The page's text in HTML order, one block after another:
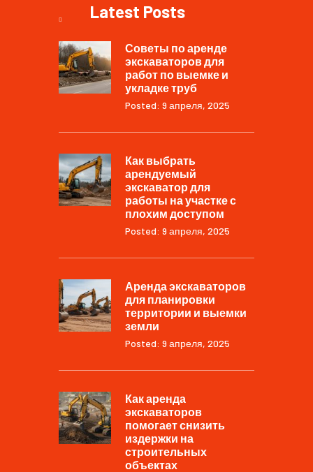
Latest Posts
Советы по аренде
экскаваторов для
работ по выемке и
укладке труб
Posted: 9 апреля, 2025
Как выбрать
арендуемый
экскаватор для
работы на участке с
плохим доступом
Posted: 9 апреля, 2025
Аренда экскаваторов
для планировки
территории и выемки
земли
Posted: 9 апреля, 2025
Как аренда
экскаваторов
помогает снизить
издержки на
строительных
объектах